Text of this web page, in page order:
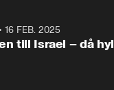
16 FEB. 2025
till Israel – då